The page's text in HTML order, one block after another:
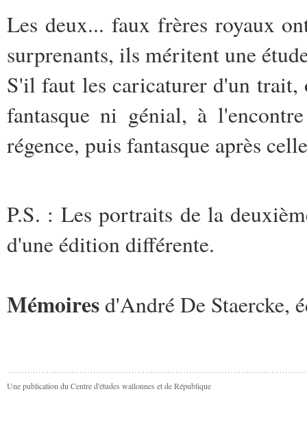
Les deux... faux frères royaux
surprenants, ils méritent une
S'il faut les caricaturer d'un
fantasque ni génial, à
régence, puis fantasque après
P.S. : Les portraits de la
d'une édition différente.
Mémoiresd'André De Staercke,
Une publication du Centre d'études wallonnes et de République